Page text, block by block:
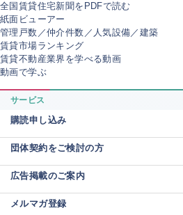
全国賃貸住宅新聞をPDFで読む
紙面ビューアー
管理戸数／仲介件数／人気設備／建築
賃貸市場ランキング
賃貸不動産業界を学べる動画
動画で学ぶ
サービス
購読申し込み
団体契約をご検討の方
広告掲載のご案内
メルマガ登録